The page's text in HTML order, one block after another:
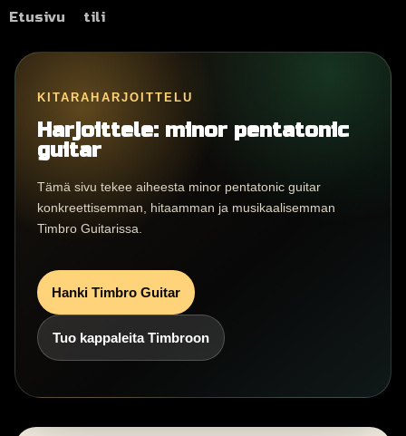
Etusivu tili
KITARAHARJOITTELU
Harjoittele: minor pentatonic
guitar
Tämä sivu tekee aiheesta minor pentatonic guitar
konkreettisemman, hitaamman ja musikaalisemman
Timbro Guitarissa.
Hanki Timbro Guitar
Tuo kappaleita Timbroon